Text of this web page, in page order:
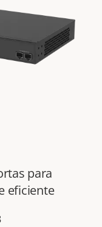
para
eficiente